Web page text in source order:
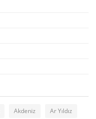
Akdeniz Ar Yıldız